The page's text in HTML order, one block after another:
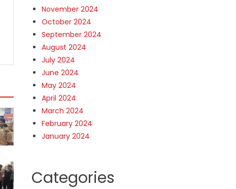
November 2024
October 2024
September 2024
August 2024
July 2024
June 2024
May 2024
April 2024
March 2024
February 2024
January 2024
Categories